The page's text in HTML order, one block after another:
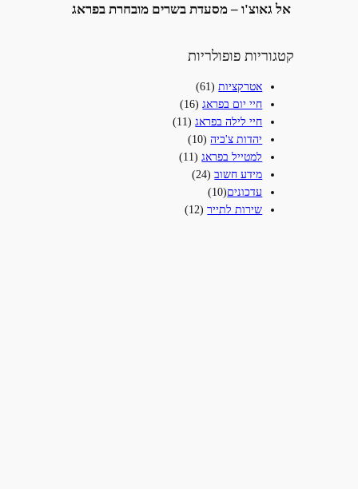
אל גאוצ'ו – מסעדת בשרים מובחרת בפראג
קטגוריות פופולריות
אטרקציות(61)
חיי יום בפראג(16)
חיי לילה בפראג(11)
יהדות צ'כיה(10)
למטייל בפראג(11)
מידע חשוב(24)
עדכונים‎(10)
שירות לתייר(12)